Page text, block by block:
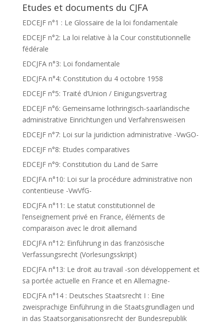
Etudes et documents du CJFA
EDCEJF n°1 : Le Glossaire de la loi fondamentale
EDCEJF n°2: La loi relative à la Cour constitutionnelle
fédérale
EDCJFA n°3: Loi fondamentale
EDCJFA n°4: Constitution du 4 octobre 1958
EDCEJF n°5: Traité d’Union / Einigungsvertrag
EDCEJF n°6: Gemeinsame lothringisch-saarländische
administrative Einrichtungen und Verfahrensweisen
EDCEJF n°7: Loi sur la juridiction administrative -VwGO-
EDCEJF n°8: Etudes comparatives
EDCEJF n°9: Constitution du Land de Sarre
EDCJFA n°10: Loi sur la procédure administrative non
contentieuse -VwVfG-
EDCJFA n°11: Le statut constitutionnel de
l’enseignement privé en France, éléments de
comparaison avec le droit allemand
EDCJFA n°12: Einführung in das französische
Verfassungsrecht (Vorlesungsskript)
EDCJFA n°13: Le droit au travail -son développement et
sa portée actuelle en France et en Allemagne-
EDCJFA n°14 : Deutsches Staatsrecht I : Eine
zweisprachige Einführung in die Staatsgrundlagen und
in das Staatsorganisationsrecht der Bundesrepublik